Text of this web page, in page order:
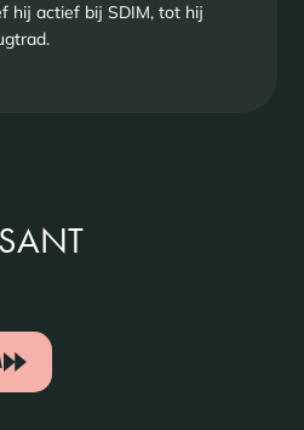
hij actief bij SDIM, tot hij